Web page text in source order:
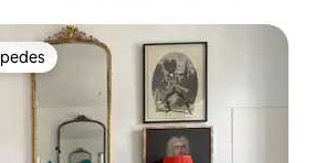
dos hóspedes